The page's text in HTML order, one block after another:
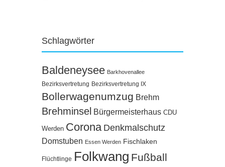
Schlagwörter
Baldeneysee Barkhovenallee
Bezirksvertretung Bezirksvertretung IX
Bollerwagenumzug Brehm
Brehminsel Bürgermeisterhaus CDU
Werden Corona Denkmalschutz
Domstuben Essen Werden Fischlaken
Flüchtlinge Folkwang Fußball